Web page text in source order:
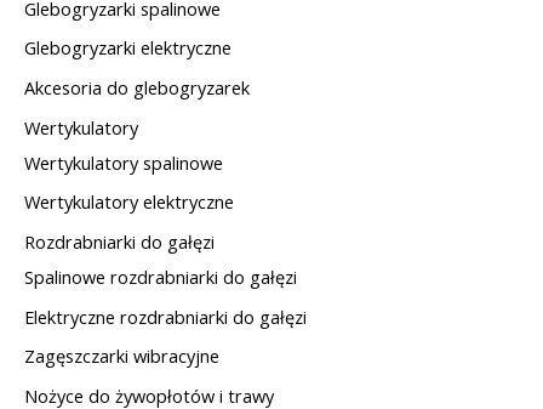
Glebogryzarki spalinowe
Glebogryzarki elektryczne
Akcesoria do glebogryzarek
Wertykulatory
Wertykulatory spalinowe
Wertykulatory elektryczne
Rozdrabniarki do gałęzi
Spalinowe rozdrabniarki do gałęzi
Elektryczne rozdrabniarki do gałęzi
Zagęszczarki wibracyjne
Nożyce do żywopłotów i trawy